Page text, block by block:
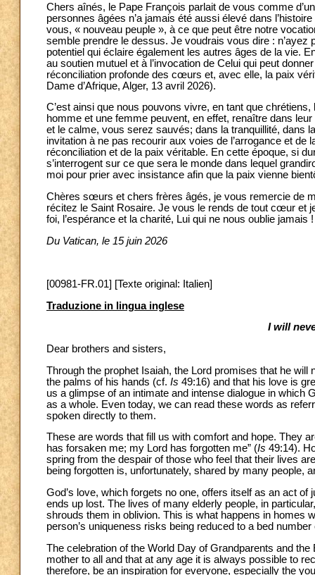
Chers aînés, le Pape François parlait de vous comme
personnes âgées n’a jamais été aussi élevé dans
vous, « nouveau peuple », à ce que peut être notre
semble prendre le dessus. Je voudrais vous dire :
potentiel qui éclaire également les autres âges de la vie.
au soutien mutuel et à l’invocation de Celui qui peut
réconciliation profonde des cœurs et, avec elle, la paix
Dame d’Afrique, Alger, 13 avril 2026).
C’est ainsi que nous pouvons vivre, en tant que
homme et une femme peuvent, en effet, renaître dans
et le calme, vous serez sauvés; dans la tranquillité, dans
invitation à ne pas recourir aux voies de l’arrogance et
réconciliation et de la paix véritable. En cette époque, si
s’interrogent sur ce que sera le monde dans lequel
moi pour prier avec insistance afin que la paix vienne
Chères sœurs et chers frères âgés, je vous remercie de
récitez le Saint Rosaire. Je vous le rends de tout cœur et
foi, l’espérance et la charité, Lui qui ne nous oublie jamais !
Du Vatican, le 15 juin 2026
[00981-FR.01] [Texte original: Italien]
Traduzione in lingua inglese
I will
Dear brothers and sisters,
Through the prophet Isaiah, the Lord promises that he
the palms of his hands (cf. Is 49:16) and that his love is
us a glimpse of an intimate and intense dialogue in which
as a whole. Even today, we can read these words as
spoken directly to them.
These are words that fill us with comfort and hope. They
has forsaken me; my Lord has forgotten me” (Is 49:14).
spring from the despair of those who feel that their lives
being forgotten is, unfortunately, shared by many people,
God’s love, which forgets no one, offers itself as an act
ends up lost. The lives of many elderly people, in
shrouds them in oblivion. This is what happens in homes
person’s uniqueness risks being reduced to a bed
The celebration of the World Day of Grandparents and
mother to all and that at any age it is always possible to
therefore, be an inspiration for everyone, especially the